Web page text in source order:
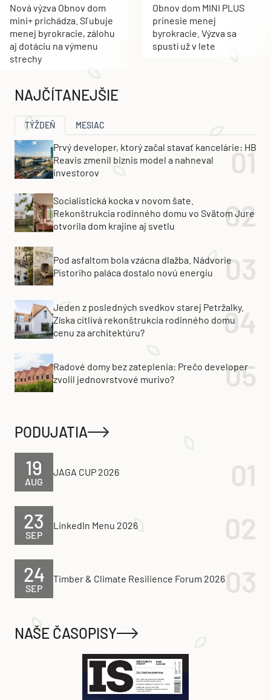
Nová výzva Obnov dom
mini+ prichádza. Sľubuje
menej byrokracie, zálohu
aj dotáciu na výmenu
strechy
Obnov dom MINI PLUS
prinesie menej
byrokracie. Výzva sa
spustí už v lete
NAJČÍTANEJŠIE
TÝŽDEŇ MESIAC
Prvý developer, ktorý začal stavať kancelárie: HB
Reavis zmenil biznis model a nahneval
investorov
Socialistická kocka v novom šate.
Rekonštrukcia rodinného domu vo Svätom Jure
otvorila dom krajine aj svetlu
Pod asfaltom bola vzácna dlažba. Nádvorie
Pistoriho paláca dostalo novú energiu
Jeden z posledných svedkov starej Petržalky.
Získa citlivá rekonštrukcia rodinného domu
cenu za architektúru?
Radové domy bez zateplenia: Prečo developer
zvolil jednovrstvové murivo?
PODUJATIA
AUG
19 JAGA CUP 2026
SEP
23 LinkedIn Menu 2026
SEP
24 Timber & Climate Resilience Forum 2026
NAŠE ČASOPISY